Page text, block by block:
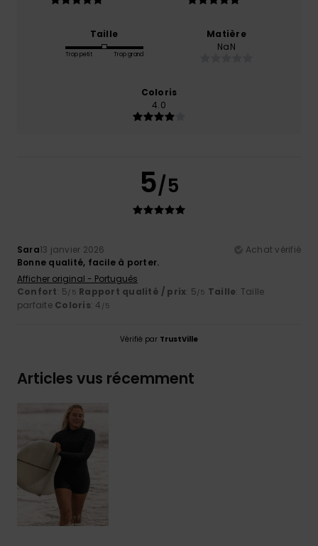
Taille
Trop petit Trop grand
Matière
NaN
Coloris
4.0
5/5
Sara13 janvier 2026
Achat vérifié
Bonne qualité, facile à porter.
Afficher original - Português
Confort: 5/5 Rapport qualité / prix: 5/5 Taille: Taille
parfaite Coloris: 4 /5
Vérifié par TrustVille
Articles vus récemment